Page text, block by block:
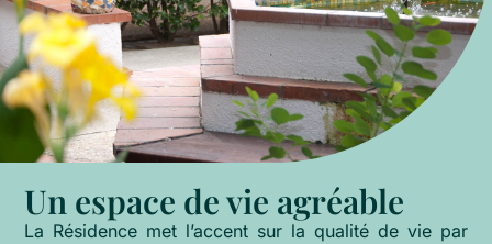
Un espace de vie agréable
La Résidence met l’accent sur la qualité de vie par